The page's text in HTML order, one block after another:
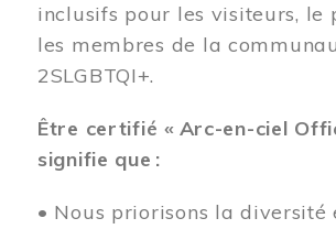
inclusifs pour les visiteurs, le
les membres de la
2SLGBTQI+.
Être certifié « Arc-en-ciel
signifie que :
• Nous priorisons la diversité